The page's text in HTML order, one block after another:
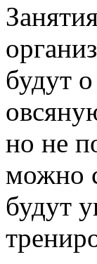
будут
но не
можно
будут